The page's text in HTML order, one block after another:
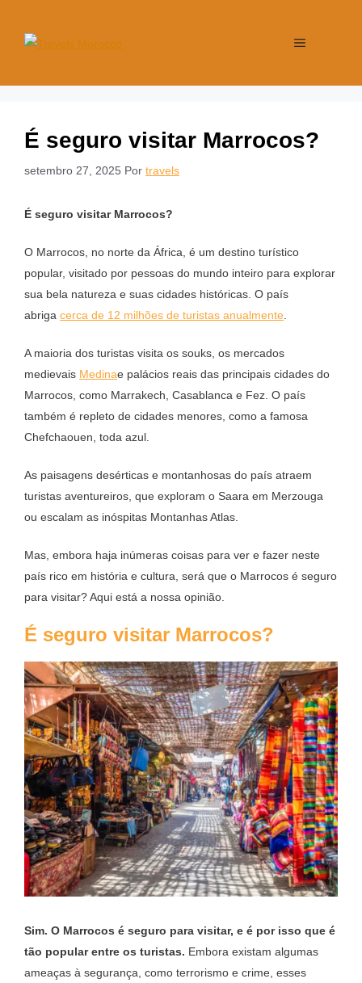
É seguro visitar Marrocos?
setembro 27, 2025 Por travels
É seguro visitar Marrocos?
O Marrocos, no norte da África, é um destino turístico
popular, visitado por pessoas do mundo inteiro para explorar
sua bela natureza e suas cidades históricas. O país
abriga cerca de 12 milhões de turistas anualmente
A maioria dos turistas visita os souks, os mercados
medievais Medinae palácios reais das principais cidades do
Marrocos, como Marrakech, Casablanca e Fez. O país
também é repleto de cidades menores, como a famosa
Chefchaouen, toda azul.
As paisagens desérticas e montanhosas do país atraem
turistas aventureiros, que exploram o Saara em Merzouga
ou escalam as inóspitas Montanhas Atlas.
Mas, embora haja inúmeras coisas para ver e fazer neste
país rico em história e cultura, será que o Marrocos é seguro
para visitar? Aqui está a nossa opinião.
É seguro visitar Marrocos?
Sim. O Marrocos é seguro para visitar, e é por isso que é
tão popular entre os turistas. Embora existam algumas
ameaças à segurança, como terrorismo e crime, esses